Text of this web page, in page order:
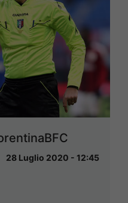
28 Luglio 2020 - 12:45